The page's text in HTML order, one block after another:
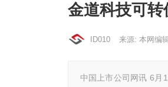
金道科技可
ID010 来源: 本网编
中国上市公司网讯 6月